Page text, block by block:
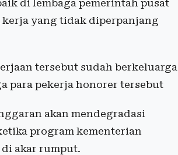
di lembaga pemerintah pusat
yang tidak diperpanjang
tersebut sudah berkeluarga
para pekerja honorer tersebut
akan mendegradasi
program kementerian
akar rumput.